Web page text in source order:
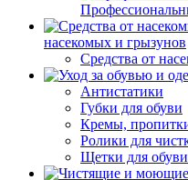
насекомых и грызунов
Средства от
Антистатики
Губки для обуви
Кремы,
Ролики для
Щетки для